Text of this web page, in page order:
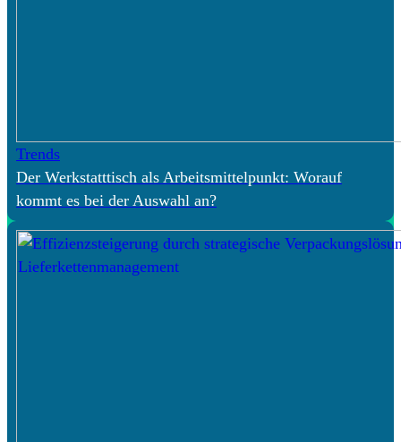
Trends
Der Werkstatttisch als Arbeitsmittelpunkt: Worauf
kommt es bei der Auswahl an?